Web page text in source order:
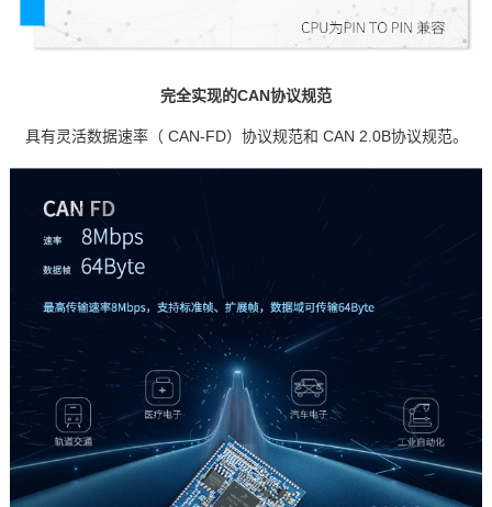
完全实现的CAN协议规范
具有灵活数据速率（ CAN-FD）协议规范和 CAN 2.0B协议规范。